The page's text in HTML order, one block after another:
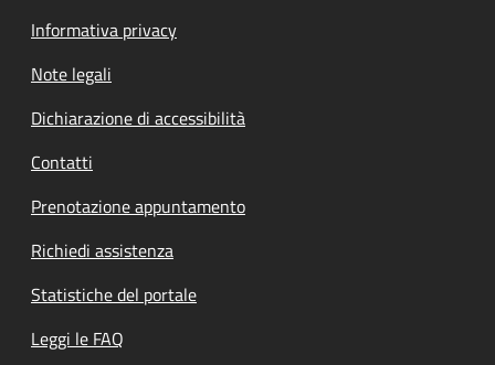
Informativa privacy
Note legali
Dichiarazione di accessibilità
Contatti
Prenotazione appuntamento
Richiedi assistenza
Statistiche del portale
Leggi le FAQ